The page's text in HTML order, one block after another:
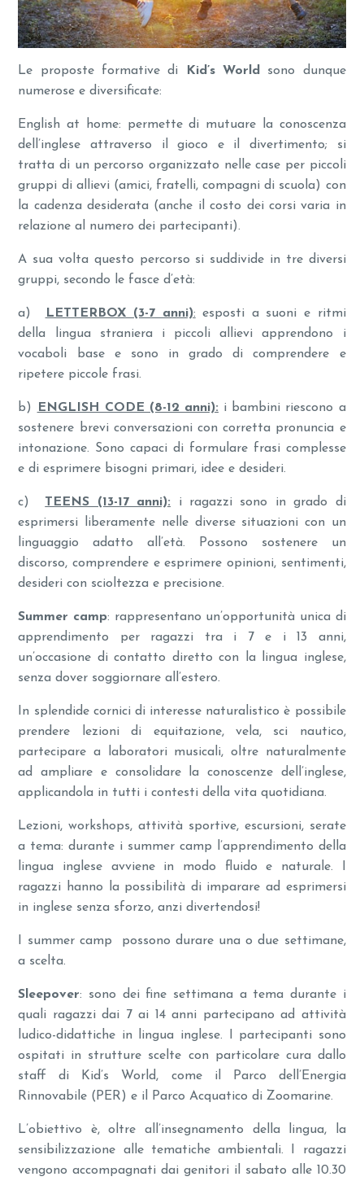
Le proposte formative di Kid’s World
sono dunque
numerose e diversificate:
English at home: permette di mutuare la conoscenza
dell’inglese attraverso il gioco e il divertimento; si
tratta di un percorso organizzato nelle case per piccoli
gruppi di allievi (amici, fratelli, compagni di scuola) con
la cadenza desiderata (anche il costo dei corsi varia in
relazione al numero dei partecipanti).
A sua volta questo percorso si suddivide in tre diversi
gruppi, secondo le fasce d’età:
a) LETTERBOX (3-7 anni): esposti a suoni e ritmi
della lingua straniera i piccoli allievi apprendono i
vocaboli base e sono in grado di comprendere e
ripetere piccole frasi.
b) ENGLISH CODE (8-12 anni): i bambini riescono a
sostenere brevi conversazioni con corretta pronuncia e
intonazione. Sono capaci di formulare frasi complesse
e di esprimere bisogni primari, idee e desideri.
c) TEENS (13-17 anni): i ragazzi sono in grado di
esprimersi liberamente nelle diverse situazioni con un
linguaggio adatto all’età. Possono sostenere un
discorso, comprendere e esprimere opinioni, sentimenti,
desideri con scioltezza e precisione.
Summer camp: rappresentano un’opportunità unica di
apprendimento per ragazzi tra i 7 e i 13 anni,
un’occasione di contatto diretto con la lingua inglese,
senza dover soggiornare all’estero.
In splendide cornici di interesse naturalistico è possibile
prendere lezioni di equitazione, vela, sci nautico,
partecipare a laboratori musicali, oltre naturalmente
ad ampliare e consolidare la conoscenze dell’inglese,
applicandola in tutti i contesti della vita quotidiana.
Lezioni, workshops, attività sportive, escursioni, serate
a tema: durante i summer camp l’apprendimento della
lingua inglese avviene in modo fluido e naturale. I
ragazzi hanno la possibilità di imparare ad esprimersi
in inglese senza sforzo, anzi divertendosi!
I summer camp possono durare una o due settimane,
a scelta.
Sleepover: sono dei fine settimana a tema durante i
quali ragazzi dai 7 ai 14 anni partecipano ad attività
ludico-didattiche in lingua inglese. I partecipanti sono
ospitati in strutture scelte con particolare cura dallo
staff di Kid’s World, come il Parco dell’Energia
Rinnovabile (PER) e il Parco Acquatico di Zoomarine.
L’obiettivo è, oltre all’insegnamento della lingua, la
sensibilizzazione alle tematiche ambientali. I ragazzi
vengono accompagnati dai genitori il sabato alle 10.30